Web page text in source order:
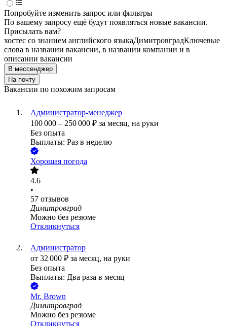
Попробуйте изменить запрос или фильтры
По вашему запросу ещё будут появляться новые вакансии.
Присылать вам?
хостес со знанием английского языкаДимитровградКлючевые
слова в названии вакансии, в названии компании и в
описании вакансии
В мессенджер
На почту
Вакансии по похожим запросам
Администратор-менеджер
100 000 – 250 000 ₽ за месяц, на руки
Без опыта
Выплаты: Раз в неделю
Хорошая погода
4.6
•
57 отзывов
Димитровград
Можно без резюме
Откликнуться
Администратор
от 32 000 ₽ за месяц, на руки
Без опыта
Выплаты: Два раза в месяц
Mr. Brown
Димитровград
Можно без резюме
Откликнуться